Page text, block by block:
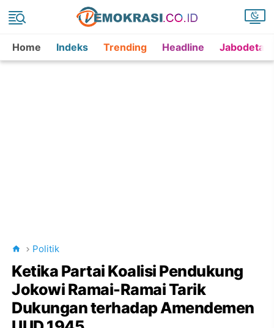
Home Indeks Trending Headline
Politik
Ketika Partai Koalisi Pendukung
Jokowi Ramai-Ramai Tarik
Dukungan terhadap Amendemen